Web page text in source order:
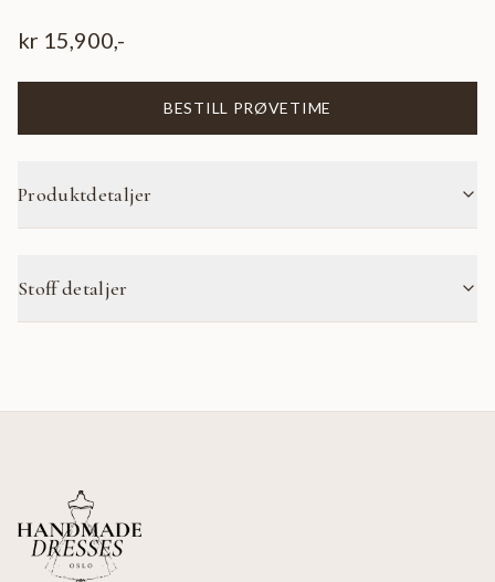
kr 15,900,-
BESTILL PRØVETIME
Produktdetaljer
Stoff detaljer